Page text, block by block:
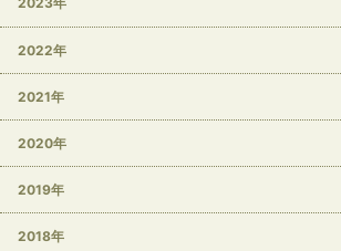
2022年
2021年
2020年
2019年
2018年